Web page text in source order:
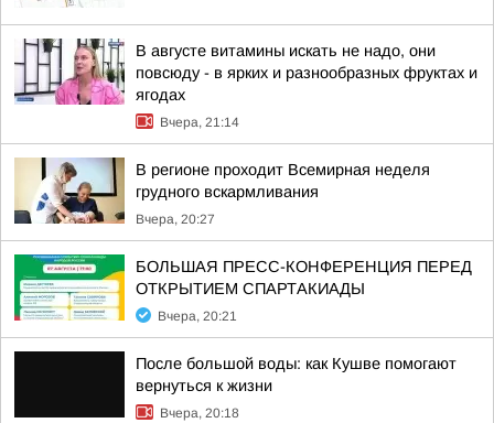
В августе витамины искать не надо, они
повсюду - в ярких и разнообразных фруктах и
ягодах
Вчера, 21:14
В регионе проходит Всемирная неделя
грудного вскармливания
Вчера, 20:27
БОЛЬШАЯ ПРЕСС-КОНФЕРЕНЦИЯ ПЕРЕД
ОТКРЫТИЕМ СПАРТАКИАДЫ
Вчера, 20:21
После большой воды: как Кушве помогают
вернуться к жизни
Вчера, 20:18